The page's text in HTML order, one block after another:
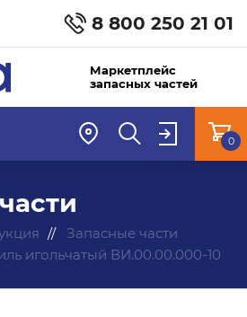
8 800 250 21 01
Маркетплейс
запасных частей
0
Запасные части
игольчатый ВИ.00.00.000-10